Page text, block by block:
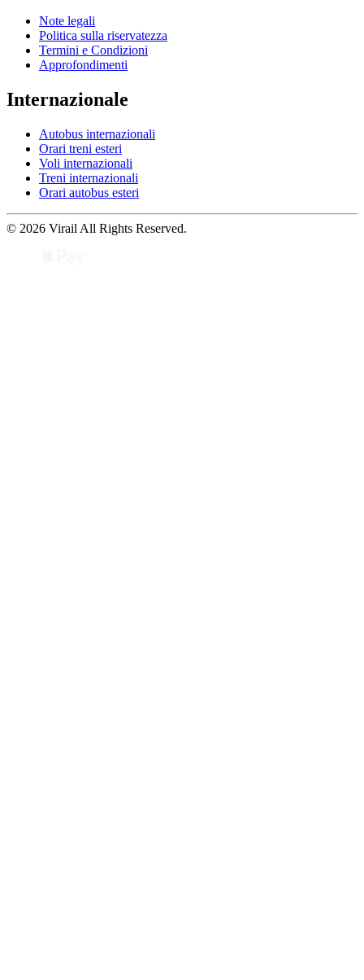
Note legali
Politica sulla riservatezza
Termini e Condizioni
Approfondimenti
Internazionale
Autobus internazionali
Orari treni esteri
Voli internazionali
Treni internazionali
Orari autobus esteri
© 2026 Virail All Rights Reserved.